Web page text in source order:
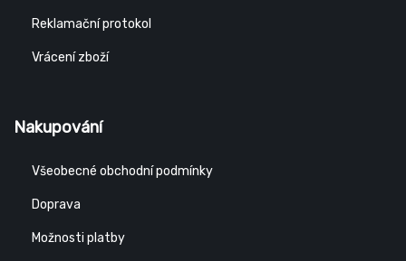
Reklamační protokol
Vrácení zboží
Nakupování
Všeobecné obchodní podmínky
Doprava
Možnosti platby